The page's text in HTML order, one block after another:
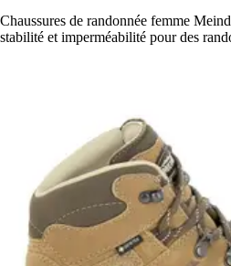
Chaussures de randonnée femme
stabilité et imperméabilité pour des